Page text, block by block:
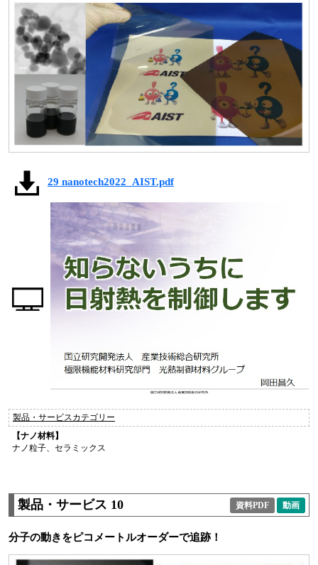
29 nanotech2022_AIST.pdf
製品・サービスカテゴリー
【ナノ材料】
ナノ粒子、セラミックス
製品・サービス 10 動画
資料PDF
分子の動きをピコメートルオーダーで追跡！